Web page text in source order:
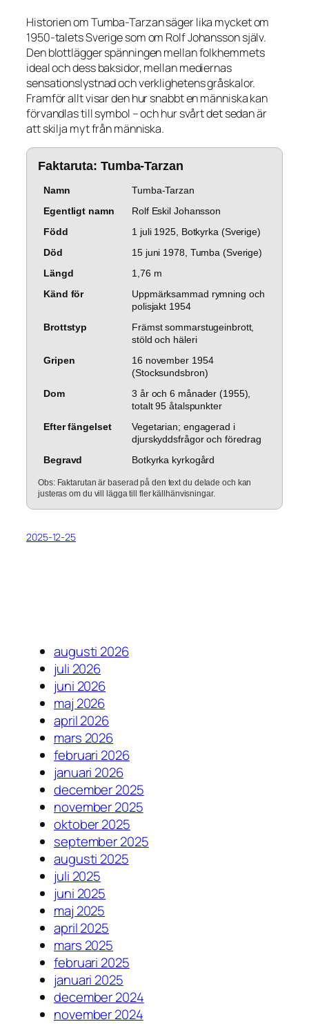
Historien om Tumba-Tarzan säger lika mycket om
1950-talets Sverige som om Rolf Johansson själv.
Den blottlägger spänningen mellan folkhemmets
ideal och dess baksidor, mellan mediernas
sensationslystnad och verklighetens gråskalor.
Framför allt visar den hur snabbt en människa kan
förvandlas till symbol – och hur svårt det sedan är
att skilja myt från människa.
Faktaruta: Tumba-Tarzan
Namn
Tumba-Tarzan
Egentligt namn
Rolf Eskil Johansson
Född
1 juli 1925, Botkyrka (Sverige)
Död
15 juni 1978, Tumba (Sverige)
Längd
1,76 m
Känd för
Uppmärksammad rymning och
polisjakt 1954
Brottstyp
Främst sommarstugeinbrott,
stöld och häleri
Gripen
16 november 1954
(Stocksundsbron)
Dom
3 år och 6 månader (1955),
totalt 95 åtalspunkter
Efter fängelset
Vegetarian; engagerad i
djurskyddsfrågor och föredrag
Begravd
Botkyrka kyrkogård
Obs: Faktarutan är baserad på den text du delade och kan
justeras om du vill lägga till fler källhänvisningar.
2025-12-25
augusti 2026
juli 2026
juni 2026
maj 2026
april 2026
mars 2026
februari 2026
januari 2026
december 2025
november 2025
oktober 2025
september 2025
augusti 2025
juli 2025
juni 2025
maj 2025
april 2025
mars 2025
februari 2025
januari 2025
december 2024
november 2024